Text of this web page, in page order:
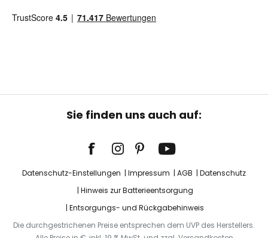
Sie finden uns auch auf:
Datenschutz-Einstellungen Impressum AGB
Datenschutz
Hinweis zur Batterieentsorgung
Entsorgungs- und Rückgabehinweis
Die durchgestrichenen Preise entsprechen dem UVP des Herstellers.